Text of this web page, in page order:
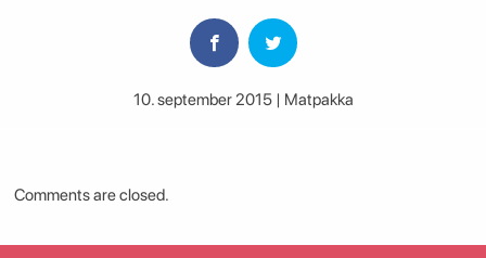
10. september 2015 | Matpakka
Comments are closed.